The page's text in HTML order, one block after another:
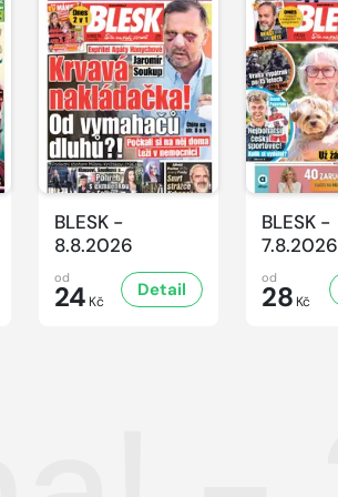
BLESK -
8.8.2026
od
24 Kč
Detail
BLESK -
7.8.2026
od
28 Kč